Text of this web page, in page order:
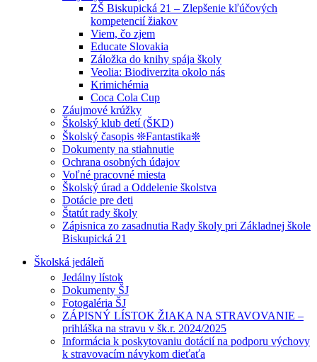
ZŠ Biskupická 21 – Zlepšenie kľúčových
kompetencií žiakov
Viem, čo zjem
Educate Slovakia
Záložka do knihy spája školy
Veolia: Biodiverzita okolo nás
Krimichémia
Coca Cola Cup
Záujmové krúžky
Školský klub detí (ŠKD)
Školský časopis ❊Fantastika❊
Dokumenty na stiahnutie
Ochrana osobných údajov
Voľné pracovné miesta
Školský úrad a Oddelenie školstva
Dotácie pre deti
Štatút rady školy
Zápisnica zo zasadnutia Rady školy pri Základnej škole
Biskupická 21
Školská jedáleň
Jedálny lístok
Dokumenty ŠJ
Fotogaléria ŠJ
ZÁPISNÝ LÍSTOK ŽIAKA NA STRAVOVANIE –
prihláška na stravu v šk.r. 2024/2025
Informácia k poskytovaniu dotácií na podporu výchovy
k stravovacím návykom dieťaťa